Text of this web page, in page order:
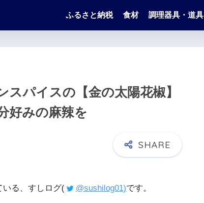
ふるさと納税 食材 調理器具・道具
パイスの【金の太陽花椒】
好みの麻辣を
いる、すしログ( @sushilog01)です。